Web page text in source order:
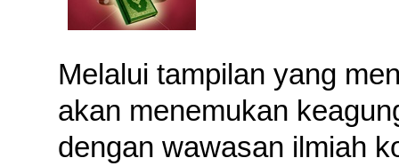
Melalui tampilan yang
akan menemukan
dengan wawasan ilmiah